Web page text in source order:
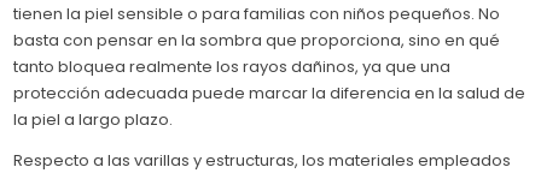
tienen la piel sensible o para familias con niños pequeños. No
basta con pensar en la sombra que proporciona, sino en qué
tanto bloquea realmente los rayos dañinos, ya que una
protección adecuada puede marcar la diferencia en la salud de
la piel a largo plazo.
Respecto a las varillas y estructuras, los materiales empleados